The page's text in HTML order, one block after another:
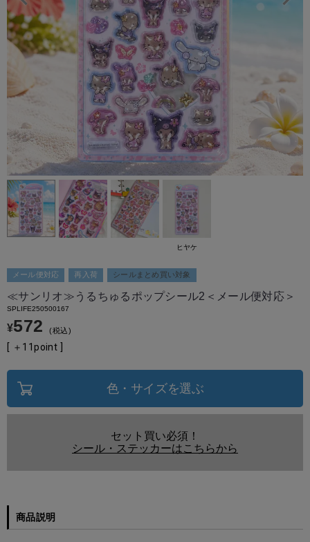
メール便対応 再入荷 シールまとめ買い対象
≪サンリオ≫うるちゅるポップシール2＜メール便対応＞
SPLIFE250500167
¥572 税込
[ ＋ 11point ]
色・サイズを選ぶ
セット買い必須！
シール・ステッカーはこちらから
商品説明
ヒヤケ